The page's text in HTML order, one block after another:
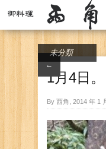
←
未分類
1月4日。
By 西角, 2014 年 1